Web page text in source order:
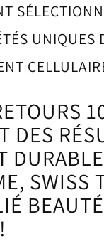
UNIQUES
DES
SWISS
BEAUTÉ